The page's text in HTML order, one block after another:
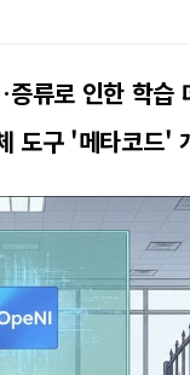
류로 인한 학습
도구 '메타코드'